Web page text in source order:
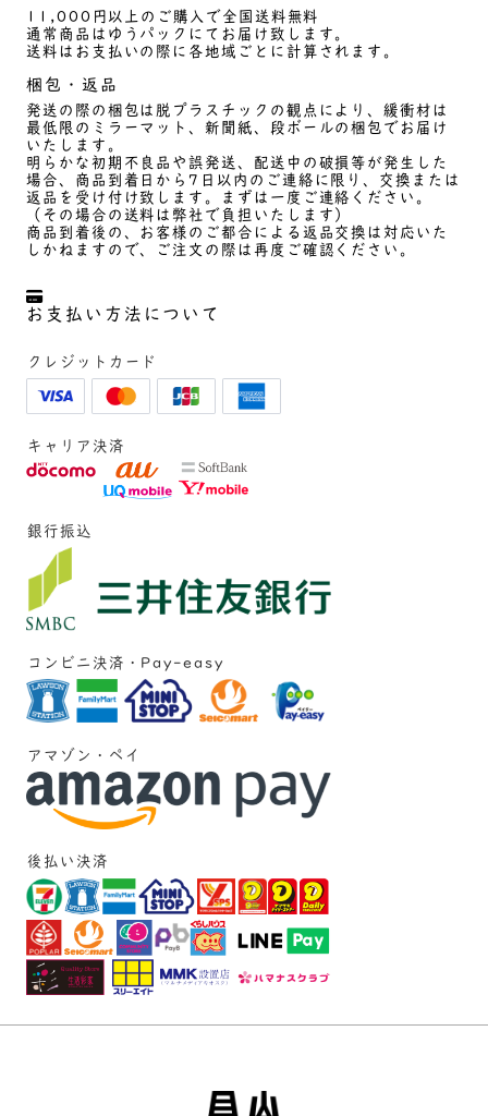
11,000円以上のご購入で全国送料無料
通常商品はゆうパックにてお届け致します。
送料はお支払いの際に各地域ごとに計算されます。
梱包・返品
発送の際の梱包は脱プラスチックの観点により、緩衝材は
最低限のミラーマット、新聞紙、段ボールの梱包でお届け
いたします。
明らかな初期不良品や誤発送、配送中の破損等が発生した
場合、商品到着日から7日以内のご連絡に限り、交換または
返品を受け付け致します。まずは一度ご連絡ください。
（その場合の送料は弊社で負担いたします）
商品到着後の、お客様のご都合による返品交換は対応いた
しかねますので、ご注文の際は再度ご確認ください。
お支払い方法について
クレジットカード
キャリア決済
銀行振込
コンビニ決済・Pay-easy
アマゾン・ペイ
後払い決済